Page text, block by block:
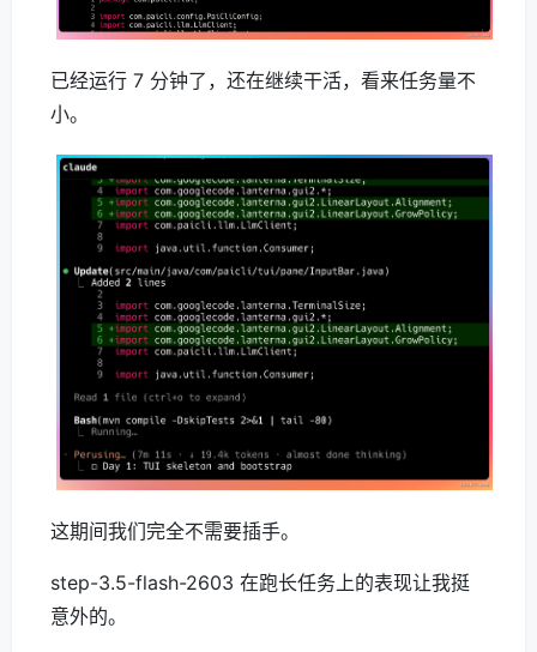
已经运行 7 分钟了，还在继续干活，看来任务量不
小。
这期间我们完全不需要插手。
step-3.5-flash-2603 在跑长任务上的表现让我挺
意外的。